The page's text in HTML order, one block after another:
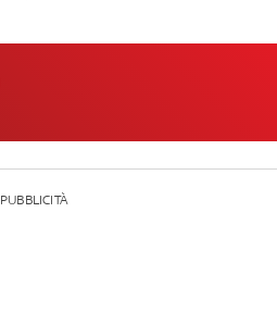
PUBBLICITÀ